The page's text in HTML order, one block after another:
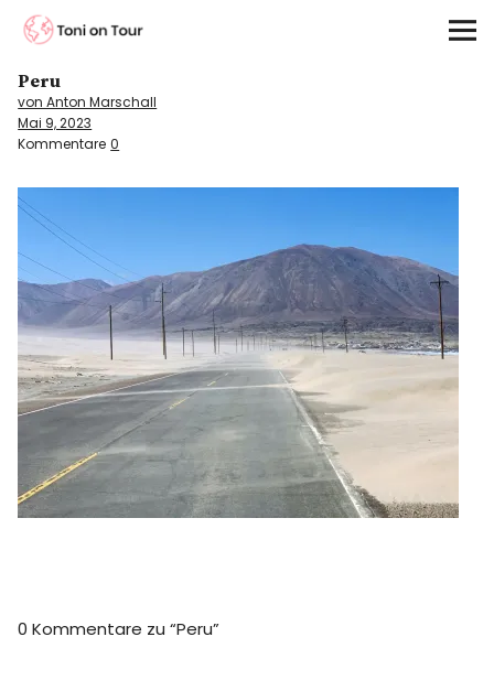
Toni on Tour
Startseite
About
On the Road
Kontinente
Kontakt
Info
Peru
von Anton Marschall
Mai 9, 2023
Kommentare 0
0 Kommentare zu “Peru”